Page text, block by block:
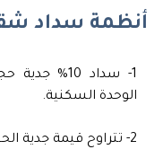
أنظمة سداد
1- سداد
الوحدة السكنية.
2- تتراوح قيمة جدية الحجز بين 50 و65 ألف جنيه (10%)